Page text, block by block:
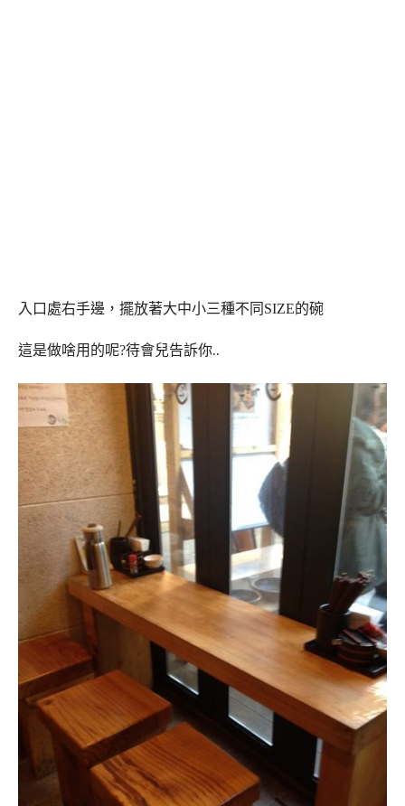
入口處右手邊，擺放著大中小三種不同SIZE的碗
這是做啥用的呢?待會兒告訴你..